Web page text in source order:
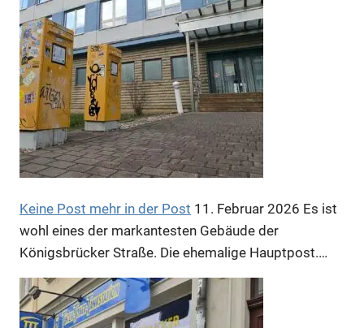
Anzeige
Anzeige
Anzeige
Anzeige
Keine Post mehr in der Post 11. Februar 2026 Es ist
wohl eines der markantesten Gebäude der
Königsbrücker Straße. Die ehemalige Hauptpost.…